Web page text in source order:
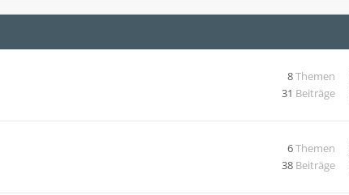
8Themen
31 Beiträge
6Themen
38 Beiträge